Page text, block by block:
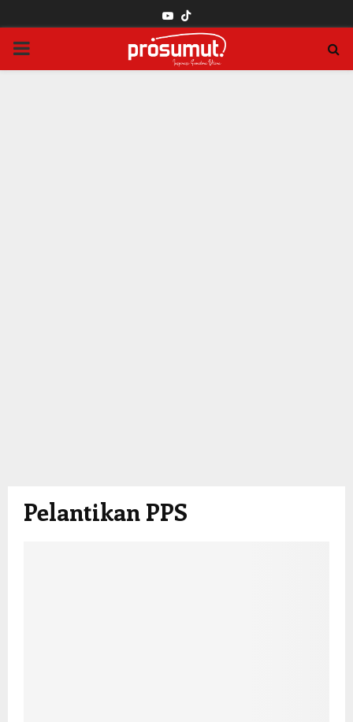
YOUTUBE
PRIMARY
Pelantikan PPS